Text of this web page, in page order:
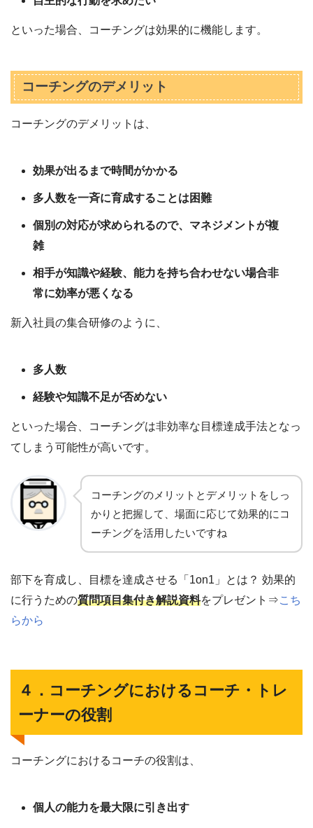
といった場合、コーチングは効果的に機能します。
コーチングのデメリット
コーチングのデメリットは、
効果が出るまで時間がかかる
多人数を一斉に育成することは困難
個別の対応が求められるので、マネジメントが複
雑
相手が知識や経験、能力を持ち合わせない場合非
常に効率が悪くなる
新入社員の集合研修のように、
多人数
経験や知識不足が否めない
といった場合、コーチングは非効率な目標達成手法となっ
てしまう可能性が高いです。
コーチングのメリットとデメリットをしっ
かりと把握して、場面に応じて効果的にコ
ーチングを活用したいですね
部下を育成し、目標を達成させる「1on1」とは？ 効果的
に行うための質問項目集付き解説資料をプレゼント⇒こち
らから
４．コーチングにおけるコーチ・トレ
ーナーの役割
コーチングにおけるコーチの役割は、
個人の能力を最大限に引き出す